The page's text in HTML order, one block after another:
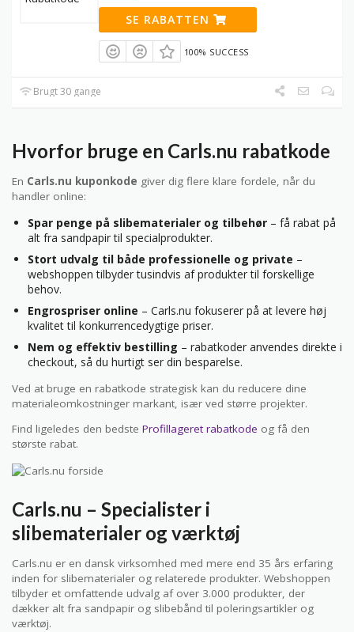
SE RABATTEN
100% SUCCESS
Brugt 30 gange
Hvorfor bruge en Carls.nu rabatkode
En Carls.nu kuponkode giver dig flere klare fordele, når du
handler online:
Spar penge på slibematerialer og tilbehør – få rabat på
alt fra sandpapir til specialprodukter.
Stort udvalg til både professionelle og private –
webshoppen tilbyder tusindvis af produkter til forskellige
behov.
Engrospriser online – Carls.nu fokuserer på at levere høj
kvalitet til konkurrencedygtige priser.
Nem og effektiv bestilling – rabatkoder anvendes direkte i
checkout, så du hurtigt ser din besparelse.
Ved at bruge en rabatkode strategisk kan du reducere dine
materialeomkostninger markant, især ved større projekter.
Find ligeledes den bedste Profillageret rabatkode og få den
største rabat.
Carls.nu – Specialister i
slibematerialer og værktøj
Carls.nu er en dansk virksomhed med mere end 35 års erfaring
inden for slibematerialer og relaterede produkter. Webshoppen
tilbyder et omfattende udvalg af over 3.000 produkter, der
dækker alt fra sandpapir og slibebånd til poleringsartikler og
værktøj.